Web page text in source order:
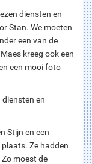
diensten en
Stan. We moeten
een van de
kreeg ook een
een mooi foto
en
Stijn en een
Ze hadden
moest de